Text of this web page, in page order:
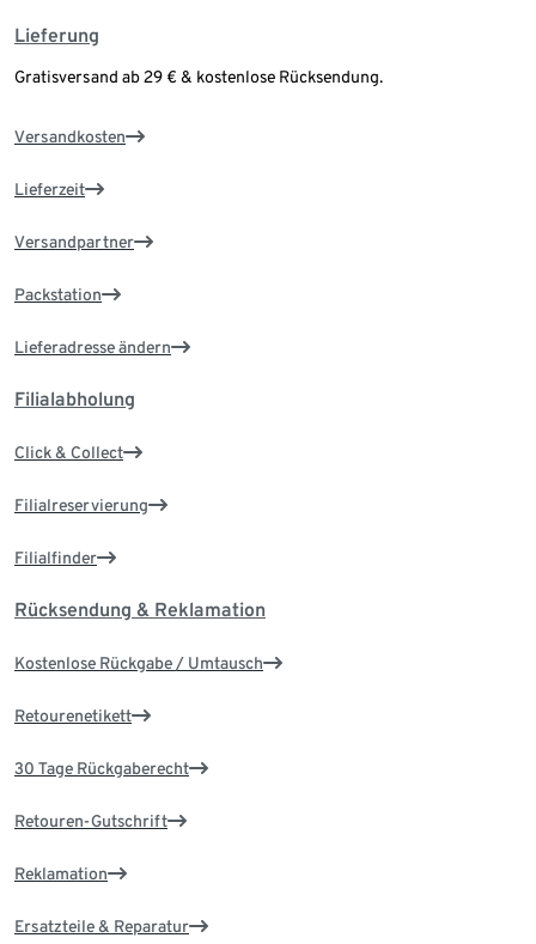
Lieferung
Gratisversand ab 29 € & kostenlose Rücksendung.
Versandkosten
Lieferzeit
Versandpartner
Packstation
Lieferadresse ändern
Filialabholung
Click & Collect
Filialreservierung
Filialfinder
Rücksendung & Reklamation
Kostenlose Rückgabe / Umtausch
Retourenetikett
30 Tage Rückgaberecht
Retouren-Gutschrift
Reklamation
Ersatzteile & Reparatur